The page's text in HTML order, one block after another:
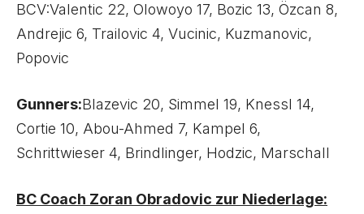
BCV:Valentic 22, Olowoyo 17, Bozic 13, Özcan 8,
Andrejic 6, Trailovic 4, Vucinic, Kuzmanovic,
Popovic
Gunners:Blazevic 20, Simmel 19, Knessl 14,
Cortie 10, Abou-Ahmed 7, Kampel 6,
Schrittwieser 4, Brindlinger, Hodzic, Marschall
BC Coach Zoran Obradovic zur Niederlage: